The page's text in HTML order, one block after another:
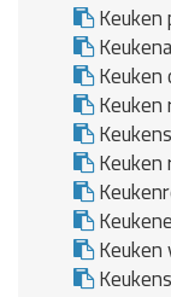
Keuken
Keuken
Keuken
Keuken
Keuken